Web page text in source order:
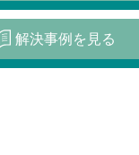
解決事例を見る